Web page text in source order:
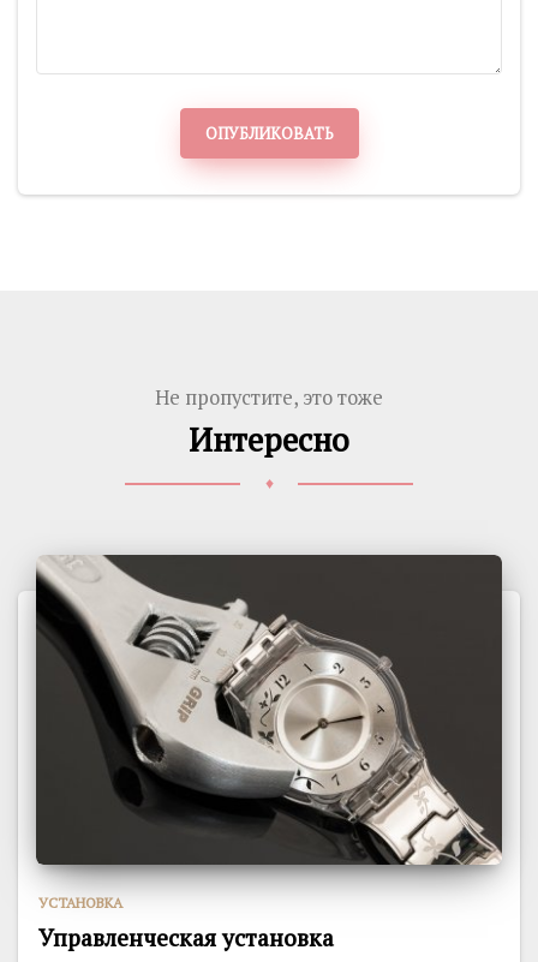
ОПУБЛИКОВАТЬ
Не пропустите, это тоже
Интересно
♦
УСТАНОВКА
Управленческая установка